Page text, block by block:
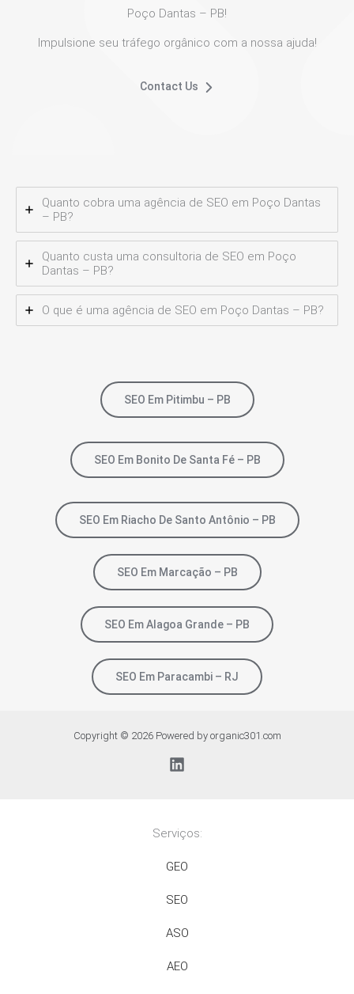
Poço Dantas – PB!
Impulsione seu tráfego orgânico com a nossa ajuda!
Contact Us
Quanto cobra uma agência de SEO em Poço Dantas
– PB?
Quanto custa uma consultoria de SEO em Poço
Dantas – PB?
O que é uma agência de SEO em Poço Dantas – PB?
SEO Em Pitimbu – PB
SEO Em Bonito De Santa Fé – PB
SEO Em Riacho De Santo Antônio – PB
SEO Em Marcação – PB
SEO Em Alagoa Grande – PB
SEO Em Paracambi – RJ
Copyright © 2026 Powered by organic301.com
Serviços:
GEO
SEO
ASO
AEO